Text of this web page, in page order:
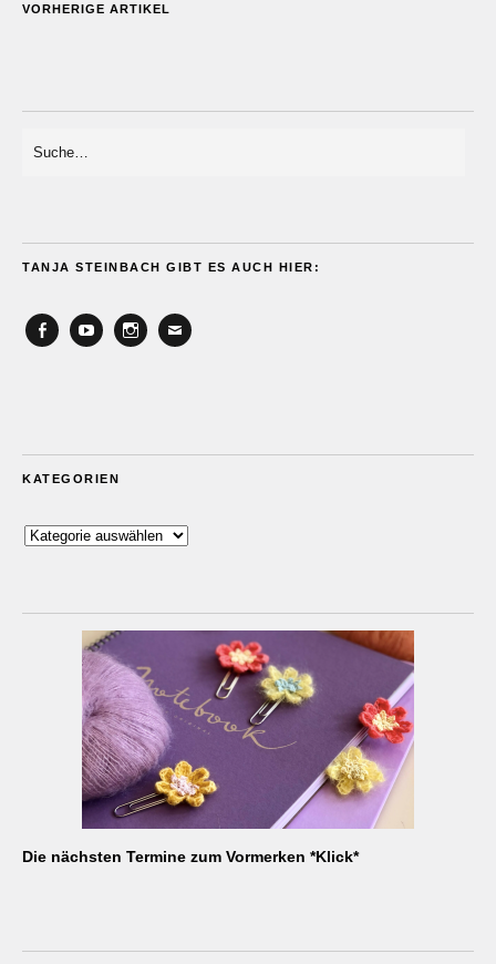
VORHERIGE ARTIKEL
TANJA STEINBACH GIBT ES AUCH HIER:
KATEGORIEN
Kategorien
Die nächsten Termine zum Vormerken *Klick*